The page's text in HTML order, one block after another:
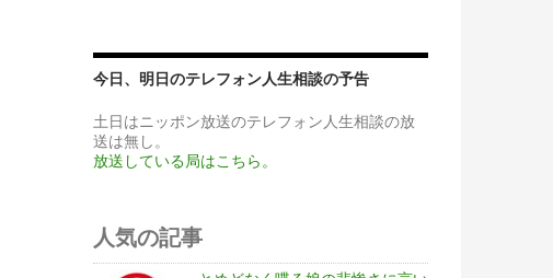
今日、明日のテレフォン人生相談の予告
土日はニッポン放送のテレフォン人生相談の放
送は無し。
放送している局はこちら。
人気の記事